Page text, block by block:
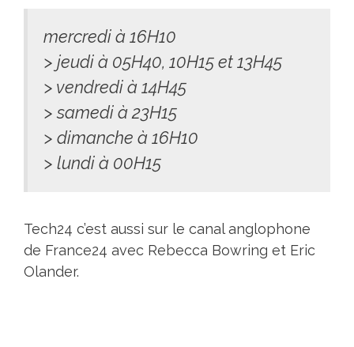
mercredi à 16H10
> jeudi à 05H40, 10H15 et 13H45
> vendredi à 14H45
> samedi à 23H15
> dimanche à 16H10
> lundi à 00H15
Tech24 c’est aussi sur le canal anglophone
de France24 avec Rebecca Bowring et Eric
Olander.